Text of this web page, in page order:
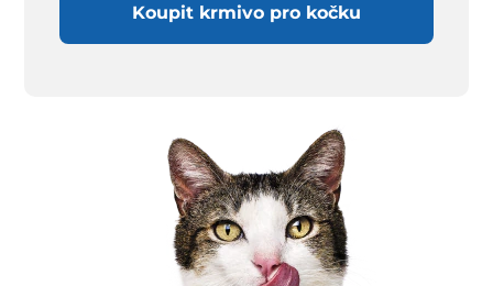
Koupit krmivo pro kočku